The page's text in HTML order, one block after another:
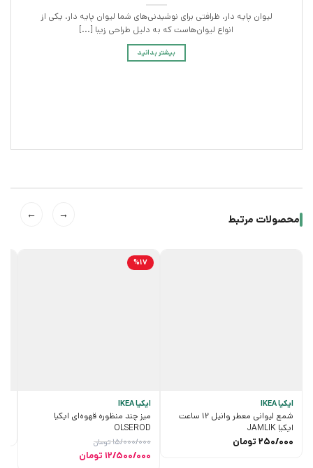
لیوان پایه دار، ظرافتی برای نوشیدنی‌های شما لیوان پایه دار، یکی از
انواع لیوان‌هاست که به دلیل طراحی زیبا [...]
بیشتر بدانید
محصولات مرتبط →
←
ایکیا IKEA
شمع لیوانی معطر وانیل 12 ساعت
ایکیا JAMLIK
250/000 تومان
%17
ایکیا IKEA
میز چند منظوره قهوه‌ای ایکیا
OLSEROD
15/000/000تومان
قیمت
12/500/000 تومان